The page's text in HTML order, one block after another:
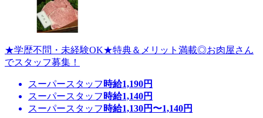
★学歴不問・未経験OK★特典＆メリット満載◎お肉屋さん
でスタッフ募集！
スーパースタッフ 時給1,190円
スーパースタッフ 時給1,140円
スーパースタッフ 時給1,130円〜1,140円